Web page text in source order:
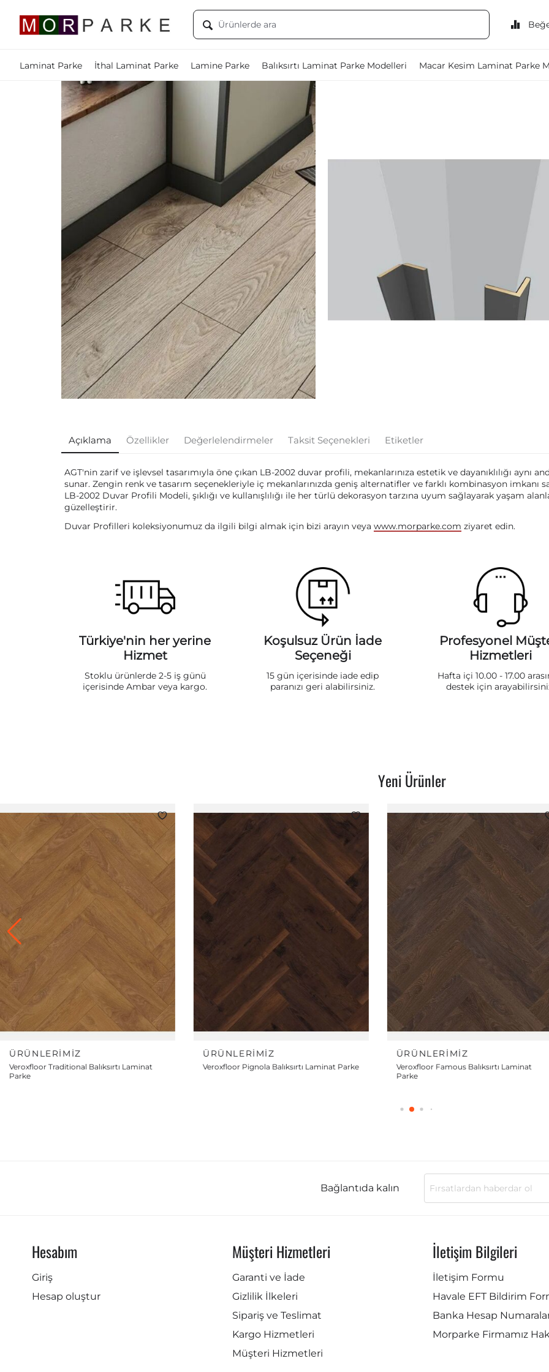
Laminat Parke İthal Laminat Parke Lamine Parke Balıksırtı Laminat Parke Modelleri Macar Kesim Laminat Parke
Açıklama Özellikler Değerlelendirmeler Taksit Seçenekleri Etiketler
AGT'nin zarif ve işlevsel tasarımıyla öne çıkan LB-2002 duvar profili, mekanlarınıza estetik ve dayanıklılığı aynı
sunar. Zengin renk ve tasarım seçenekleriyle iç mekanlarınızda geniş alternatifler ve farklı kombinasyon imkanı
LB-2002 Duvar Profili Modeli, şıklığı ve kullanışlılığı ile her türlü dekorasyon tarzına uyum sağlayarak yaşam
güzelleştirir.
Duvar Profilleri koleksiyonumuz da ilgili bilgi almak için bizi arayın veya www.morparke.com ziyaret edin.
Türkiye'nin her yerine
Hizmet
Stoklu ürünlerde 2-5 iş günü
içerisinde Ambar veya kargo.
Koşulsuz Ürün İade
Seçeneği
15 gün içerisinde iade edip
paranızı geri alabilirsiniz.
Profesyonel
Hizmetleri
Hafta içi 10.00 - 17.00
destek için
Yeni Ürünler
ÜRÜNLERIMIZ
Veroxfloor Pignola Balıksırtı Laminat Parke
ÜRÜNLERIMIZ
Veroxfloor Famous Balıksırtı Laminat
ÜRÜNLERIMIZ
Veroxfloor Diamond Balıksırtı Laminat
Parke
Bağlantıda kalın
Hesabım
Giriş
Hesap oluştur
Müşteri Hizmetleri
Garanti ve İade
Gizlilik İlkeleri
Sipariş ve Teslimat
Kargo Hizmetleri
Müşteri Hizmetleri
İletişim Bilgileri
İletişim Formu
Havale EFT Bildirim
Banka Hesap
Morparke Firmamız